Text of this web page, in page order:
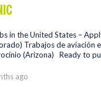
in the United States –
Trabajos de aviación
(Arizona) Ready to
ago